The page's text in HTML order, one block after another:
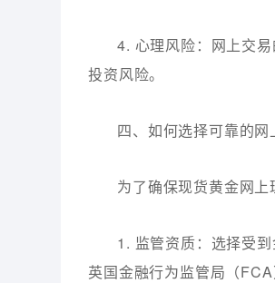
4. 心理风险：网上交
投资风险。
四、如何选择可靠的网
为了确保现货黄金网上
1. 监管资质：选择受
英国金融行为监管局（